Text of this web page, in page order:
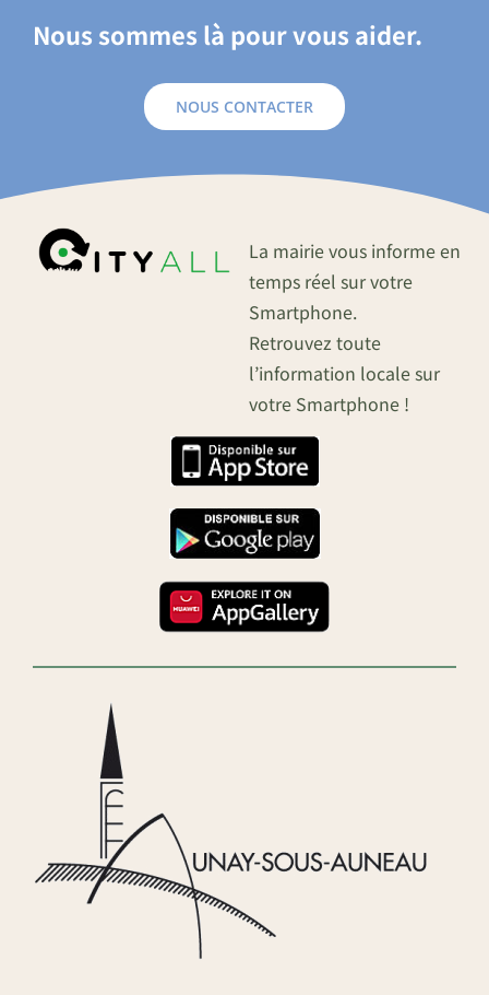
Nous sommes là pour vous aider.
NOUS CONTACTER
La mairie vous informe en
temps réel sur votre
Smartphone.
Retrouvez toute
l’information locale sur
votre Smartphone !